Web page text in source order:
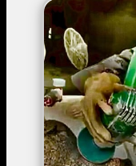
Image